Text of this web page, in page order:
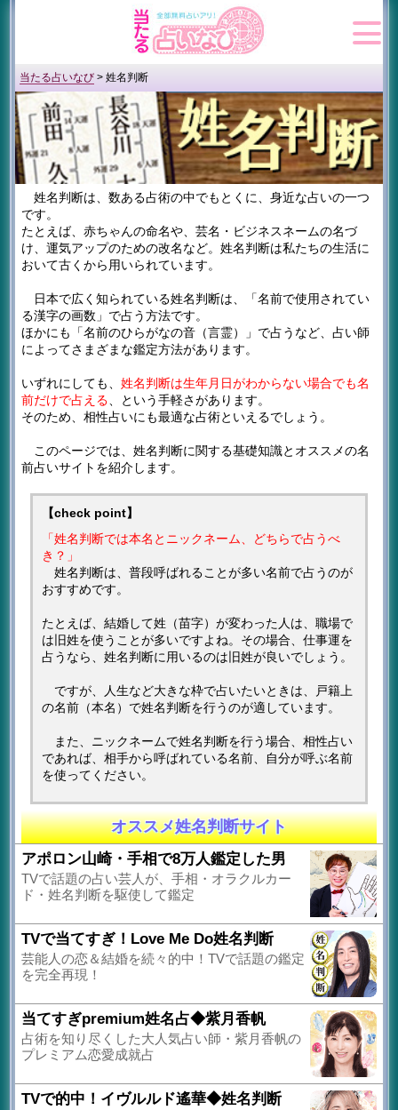
当たる占いなび> 姓名判断
姓名判断は、数ある占術の中でもとくに、身近な占いの一つ
です。
たとえば、赤ちゃんの命名や、芸名・ビジネスネームの名づ
け、運気アップのための改名など。姓名判断は私たちの生活に
おいて古くから用いられています。
日本で広く知られている姓名判断は、「名前で使用されてい
る漢字の画数」で占う方法です。
ほかにも「名前のひらがなの音（言霊）」で占うなど、占い師
によってさまざまな鑑定方法があります。
いずれにしても、 姓名判断は生年月日がわからない場合でも名
前だけで占える 、という手軽さがあります。
そのため、相性占いにも最適な占術といえるでしょう。
このページでは、姓名判断に関する基礎知識とオススメの名
前占いサイトを紹介します。
【check point】
「姓名判断では本名とニックネーム、どちらで占うべ
き？」
姓名判断は、普段呼ばれることが多い名前で占うのが
おすすめです。
たとえば、結婚して姓（苗字）が変わった人は、職場で
は旧姓を使うことが多いですよね。その場合、仕事運を
占うなら、姓名判断に用いるのは旧姓が良いでしょう。
ですが、人生など大きな枠で占いたいときは、戸籍上
の名前（本名）で姓名判断を行うのが適しています。
また、ニックネームで姓名判断を行う場合、相性占い
であれば、相手から呼ばれている名前、自分が呼ぶ名前
を使ってください。
オススメ姓名判断サイト
アポロン山崎・手相で8万人鑑定した男
TVで話題の占い芸人が、手相・オラクルカー
ド・姓名判断を駆使して鑑定
TVで当てすぎ！Love Me Do姓名判断
芸能人の恋＆結婚を続々的中！TVで話題の鑑定
を完全再現！
当てすぎpremium姓名占◆紫月香帆
占術を知り尽くした大人気占い師・紫月香帆の
プレミアム恋愛成就占
TVで的中！イヴルルド遙華◆姓名判断